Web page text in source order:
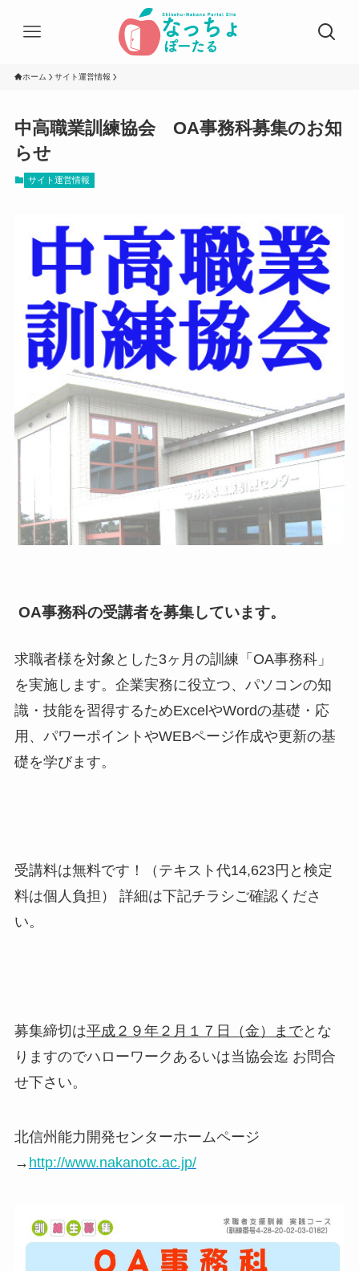
ホーム サイト運営情報
中高職業訓練協会 OA事務科募集のお知
らせ
サイト運営情報
OA事務科の受講者を募集しています。
求職者様を対象とした3ヶ月の訓練「OA事務科」
を実施します。企業実務に役立つ、パソコンの知
識・技能を習得するためExcelやWordの基礎・応
用、パワーポイントやWEBページ作成や更新の基
礎を学びます。
受講料は無料です！（テキスト代14,623円と検定
料は個人負担） 詳細は下記チラシご確認くださ
い。
募集締切は平成２９年２月１７日（金）までとな
りますのでハローワークあるいは当協会迄 お問合
せ下さい。
北信州能力開発センターホームページ
→ http://www.nakanotc.ac.jp/